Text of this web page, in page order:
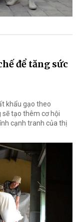
để tăng sức
khẩu gạo theo
sẽ tạo thêm cơ hội
cạnh tranh của thị